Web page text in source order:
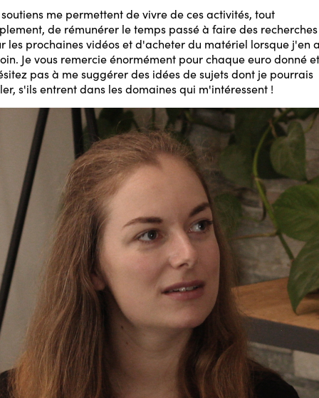
soutiens me permettent de vivre de ces activités, tout
de rémunérer le temps passé à faire des recherches
les prochaines vidéos et d'acheter du matériel lorsque j'en
Je vous remercie énormément pour chaque euro donné et
pas à me suggérer des idées de sujets dont je pourrais
s'ils entrent dans les domaines qui m'intéressent !